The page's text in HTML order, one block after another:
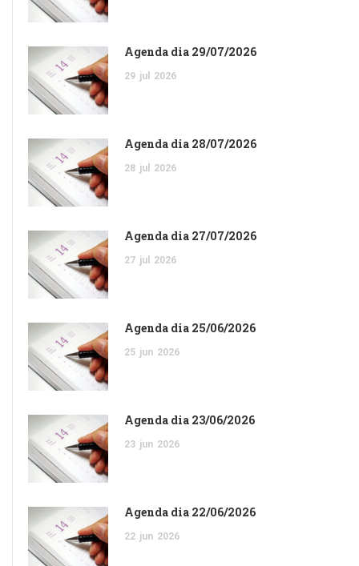
Agenda dia 29/07/2026
29 jul 2026
Agenda dia 28/07/2026
28 jul 2026
Agenda dia 27/07/2026
27 jul 2026
Agenda dia 25/06/2026
25 jun 2026
Agenda dia 23/06/2026
23 jun 2026
Agenda dia 22/06/2026
22 jun 2026